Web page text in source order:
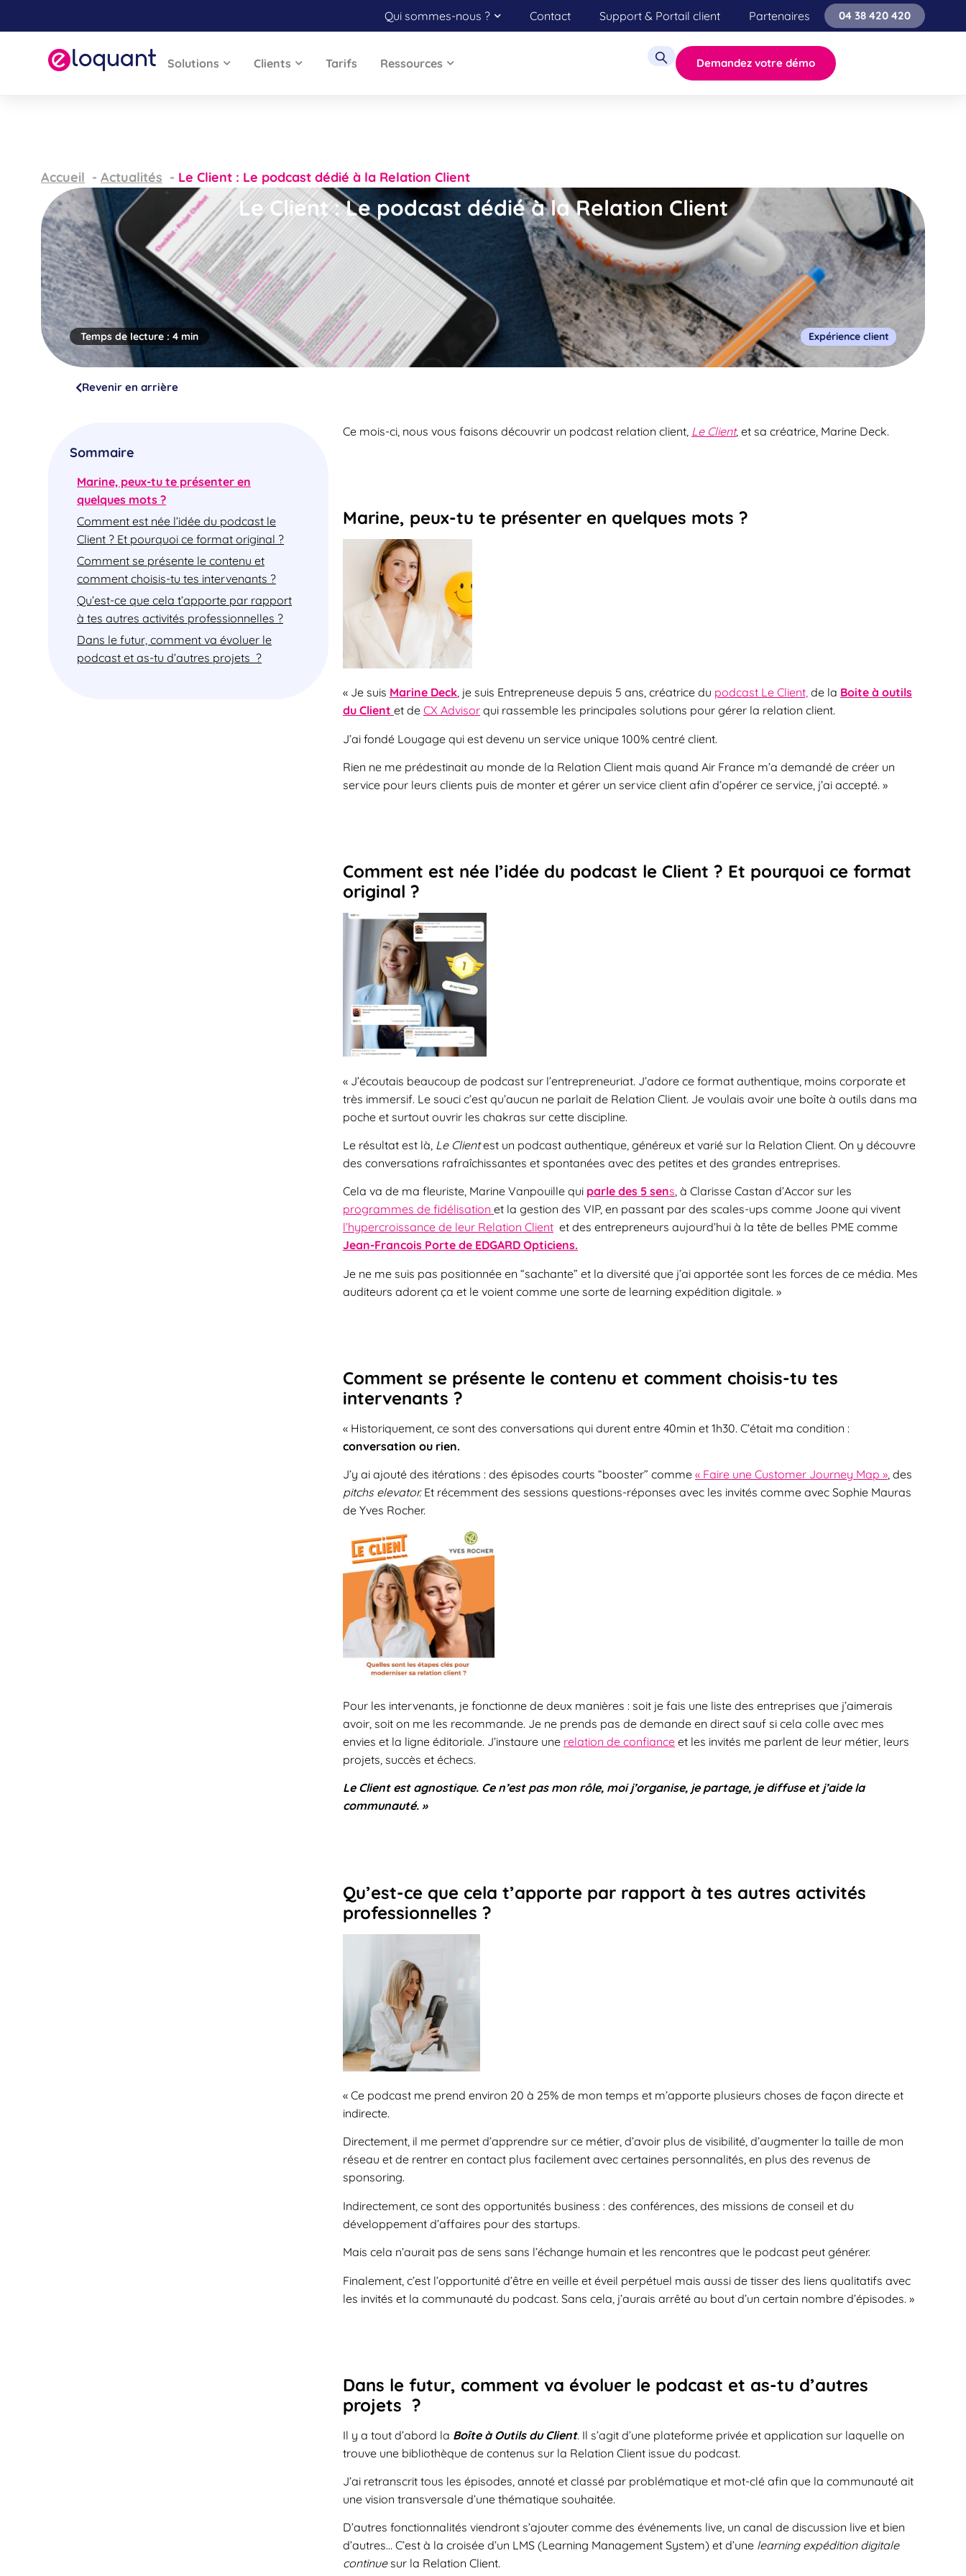
Qui sommes-nous ? Contact Support & Portail client Partenaires 04 38 420 420
Solutions Clients Tarifs Ressources Demandez votre démo
Accueil Actualités Le Client : Le podcast dédié à la Relation Client
Le Client : Le podcast dédié à la Relation Client
Temps de lecture : 4 min Expérience client
Revenir en arrière
Sommaire
Marine, peux-tu te présenter en
quelques mots ?
Comment est née l’idée du podcast le
Client ? Et pourquoi ce format original ?
Comment se présente le contenu et
comment choisis-tu tes intervenants ?
Qu’est-ce que cela t’apporte par rapport
à tes autres activités professionnelles ?
Dans le futur, comment va évoluer le
podcast et as-tu d’autres projets ?
Ce mois-ci, nous vous faisons découvrir un podcast relation client, Le Client, et sa créatrice, Marine Deck.
Marine, peux-tu te présenter en quelques mots ?
« Je suis Marine Deck, je suis Entrepreneuse depuis 5 ans, créatrice du podcast Le Client,de la Boite à outils
du Client et de CX Advisorqui rassemble les principales solutions pour gérer la relation client.
J’ai fondé Lougage qui est devenu un service unique 100% centré client.
Rien ne me prédestinait au monde de la Relation Client mais quand Air France m’a demandé de créer un
service pour leurs clients puis de monter et gérer un service client afin d’opérer ce service, j’ai accepté. »
Comment est née l’idée du podcast le Client ? Et pourquoi ce format
original ?
« J’écoutais beaucoup de podcast sur l’entrepreneuriat. J’adore ce format authentique, moins corporate et
très immersif. Le souci c’est qu’aucun ne parlait de Relation Client. Je voulais avoir une boîte à outils dans ma
poche et surtout ouvrir les chakras sur cette discipline.
Le résultat est là, Le Clientest un podcast authentique, généreux et varié sur la Relation Client. On y découvre
des conversations rafraîchissantes et spontanées avec des petites et des grandes entreprises.
Cela va de ma fleuriste, Marine Vanpouille qui parle des 5 sens, à Clarisse Castan d’Accor sur les
programmes de fidélisation et la gestion des VIP, en passant par des scales-ups comme Joone qui vivent
l’hypercroissance de leur Relation Clientet des entrepreneurs aujourd’hui à la tête de belles PME comme
Jean-Francois Porte de EDGARD Opticiens.
Je ne me suis pas positionnée en “sachante” et la diversité que j’ai apportée sont les forces de ce média. Mes
auditeurs adorent ça et le voient comme une sorte de learning expédition digitale. »
Comment se présente le contenu et comment choisis-tu tes
intervenants ?
« Historiquement, ce sont des conversations qui durent entre 40min et 1h30. C’était ma condition :
conversation ou rien.
J’y ai ajouté des itérations : des épisodes courts “booster” comme « Faire une Customer Journey Map », des
pitchs elevator. Et récemment des sessions questions-réponses avec les invités comme avec Sophie Mauras
de Yves Rocher.
Pour les intervenants, je fonctionne de deux manières : soit je fais une liste des entreprises que j’aimerais
avoir, soit on me les recommande. Je ne prends pas de demande en direct sauf si cela colle avec mes
envies et la ligne éditoriale. J’instaure une relation de confianceet les invités me parlent de leur métier, leurs
projets, succès et échecs.
Le Client est agnostique. Ce n’est pas mon rôle, moi j’organise, je partage, je diffuse et j’aide la
communauté. »
Qu’est-ce que cela t’apporte par rapport à tes autres activités
professionnelles ?
« Ce podcast me prend environ 20 à 25% de mon temps et m’apporte plusieurs choses de façon directe et
indirecte.
Directement, il me permet d’apprendre sur ce métier, d’avoir plus de visibilité, d’augmenter la taille de mon
réseau et de rentrer en contact plus facilement avec certaines personnalités, en plus des revenus de
sponsoring.
Indirectement, ce sont des opportunités business : des conférences, des missions de conseil et du
développement d’affaires pour des startups.
Mais cela n’aurait pas de sens sans l’échange humain et les rencontres que le podcast peut générer.
Finalement, c’est l’opportunité d’être en veille et éveil perpétuel mais aussi de tisser des liens qualitatifs avec
les invités et la communauté du podcast. Sans cela, j’aurais arrêté au bout d’un certain nombre d’épisodes. »
Dans le futur, comment va évoluer le podcast et as-tu d’autres
projets ?
Il y a tout d’abord la Boîte à Outils du Client. Il s’agit d’une plateforme privée et application sur laquelle on
trouve une bibliothèque de contenus sur la Relation Client issue du podcast.
J’ai retranscrit tous les épisodes, annoté et classé par problématique et mot-clé afin que la communauté ait
une vision transversale d’une thématique souhaitée.
D’autres fonctionnalités viendront s’ajouter comme des événements live, un canal de discussion live et bien
d’autres… C’est à la croisée d’un LMS (Learning Management System) et d’unelearning expédition digitale
continuesur la Relation Client.